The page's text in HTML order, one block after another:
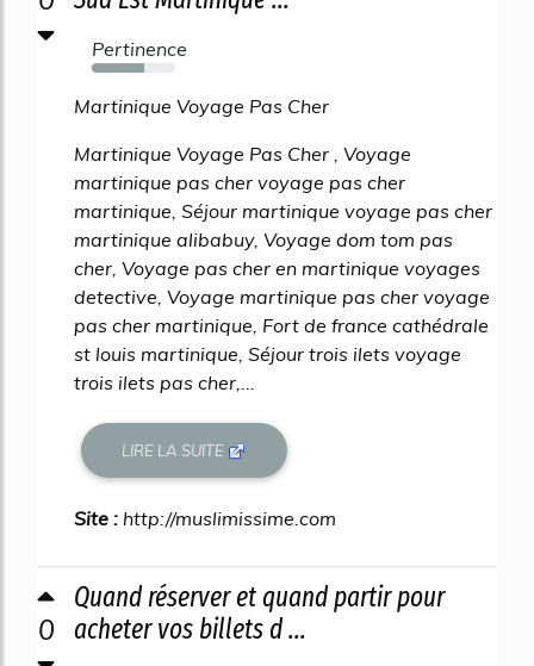
Pertinence
63%
Martinique Voyage Pas Cher
Martinique Voyage Pas Cher , Voyage
martinique pas cher voyage pas cher
martinique, Séjour martinique voyage pas cher
martinique alibabuy, Voyage dom tom pas
cher, Voyage pas cher en martinique voyages
detective, Voyage martinique pas cher voyage
pas cher martinique, Fort de france cathédrale
st louis martinique, Séjour trois ilets voyage
trois ilets pas cher,...
LIRE LA SUITE
Site : http://muslimissime.com
0
Quand réserver et quand partir pour
acheter vos billets d ...